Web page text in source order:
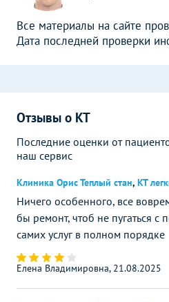
Все материалы на сайте
Дата последней проверки
Отзывы о КТ
Последние оценки от
наш сервис
Клиника Орис Теплый стан, КТ
Ничего особенного, все
бы ремонт, чтоб не пугаться с
самих услуг в полном порядке
Елена Владимировна, 21.08.2025